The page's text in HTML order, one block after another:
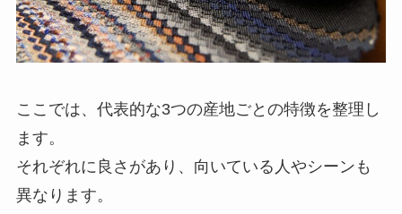
ここでは、代表的な3つの産地ごとの特徴を整理し
ます。
それぞれに良さがあり、向いている人やシーンも
異なります。